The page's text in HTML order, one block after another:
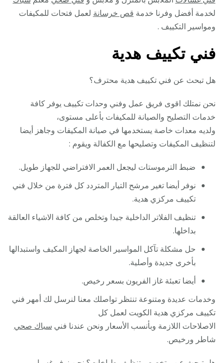
لخدمة أفضل وفرنا خدمة قص خرسانة لعمل فتحات للمكيفات
ومواسير التكييف .
فني تكييف هدية
هل تبحث عن فني تكييف هدية محترف؟
نحن نمتلك اقوى فريق عمل وفني وحدات تكييف يوفر كافة
خدمات التصليح والصيانة للمكيفات بأعلى مستوى،
ولديه معدات خاصة يستخدمها في صيانة المكيفات وجاهز أيضا
لتنظيف المكيفات وتصليحها مع الكفالة ويقوم :
ضبط الترموستات ليجعل العمر الافتراضي للجهاز طويل.
نوفر أيضا تغير مرشح التيار المتردد كل فترة من خلال فني
تكييف مركزي هدية.
تنظيف الفلاتر الداخلية جيدا وتخلص من كافة الاشياء العالقة
بداخلها.
حل مشكلة تآكل المواسير الخاصة لجهاز المكيف واستبدالها
بأخرى جديدة وأصلية.
أيضا تعبئة غاز الفريون بسعر رخيص.
وخدمات عديدة ومتنوعة تنتظر تواصلك معنا لنرسل لك أمهر فني
تكييف مركزي هدية الكويت لعمل كل
الاصلاحات اللازمة وبأنسب الأسعار ونحن عندنا فني سباك صحي
شاطر ورخيص.